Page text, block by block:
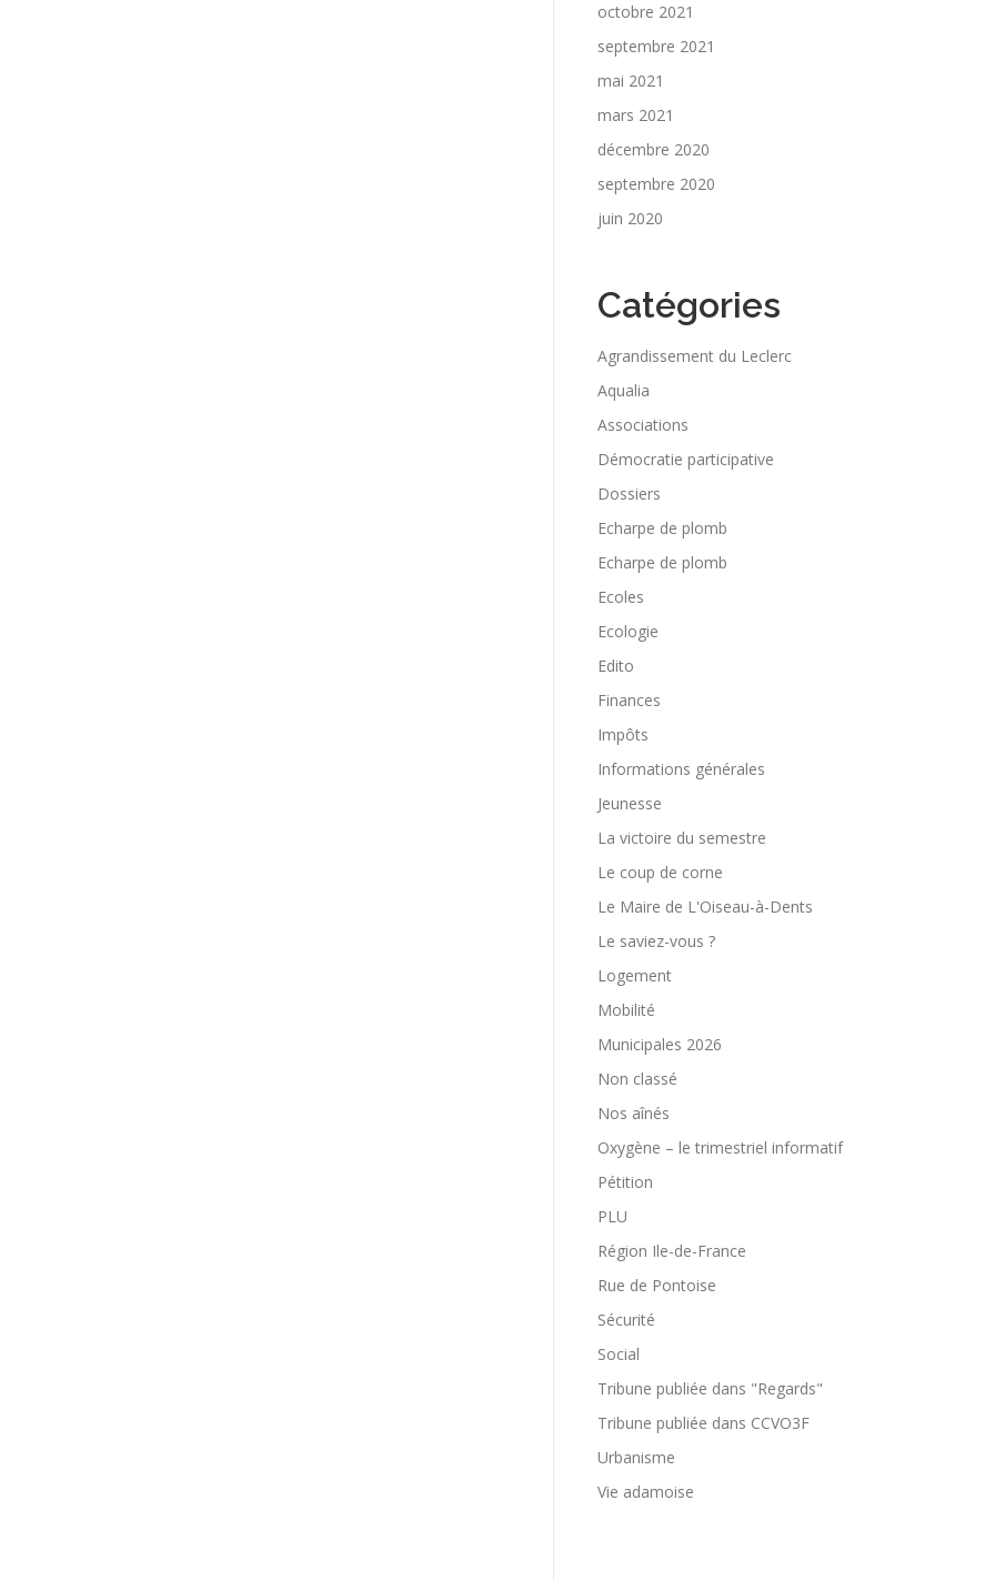
octobre 2021
septembre 2021
mai 2021
mars 2021
décembre 2020
septembre 2020
juin 2020
Catégories
Agrandissement du Leclerc
Aqualia
Associations
Démocratie participative
Dossiers
Echarpe de plomb
Echarpe de plomb
Ecoles
Ecologie
Edito
Finances
Impôts
Informations générales
Jeunesse
La victoire du semestre
Le coup de corne
Le Maire de L'Oiseau-à-Dents
Le saviez-vous ?
Logement
Mobilité
Municipales 2026
Non classé
Nos aînés
Oxygène – le trimestriel informatif
Pétition
PLU
Région Ile-de-France
Rue de Pontoise
Sécurité
Social
Tribune publiée dans "Regards"
Tribune publiée dans CCVO3F
Urbanisme
Vie adamoise